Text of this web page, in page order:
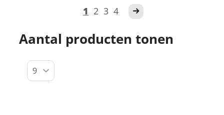
1 2 3 4
Aantal producten tonen